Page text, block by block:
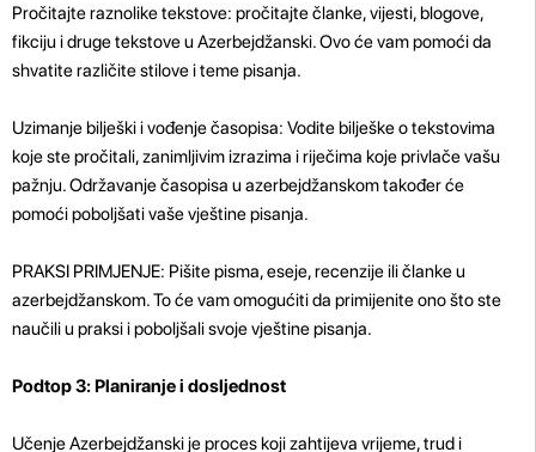
Pročitajte raznolike tekstove: pročitajte članke, vijesti, blogove,
fikciju i druge tekstove u Azerbejdžanski. Ovo će vam pomoći da
shvatite različite stilove i teme pisanja.
Uzimanje bilješki i vođenje časopisa: Vodite bilješke o tekstovima
koje ste pročitali, zanimljivim izrazima i riječima koje privlače vašu
pažnju. Održavanje časopisa u azerbejdžanskom također će
pomoći poboljšati vaše vještine pisanja.
PRAKSI PRIMJENJE: Pišite pisma, eseje, recenzije ili članke u
azerbejdžanskom. To će vam omogućiti da primijenite ono što ste
naučili u praksi i poboljšali svoje vještine pisanja.
Podtop 3: Planiranje i dosljednost
Učenje Azerbejdžanski je proces koji zahtijeva vrijeme, trud i